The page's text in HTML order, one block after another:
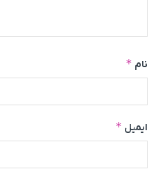
نام *
ایمیل *